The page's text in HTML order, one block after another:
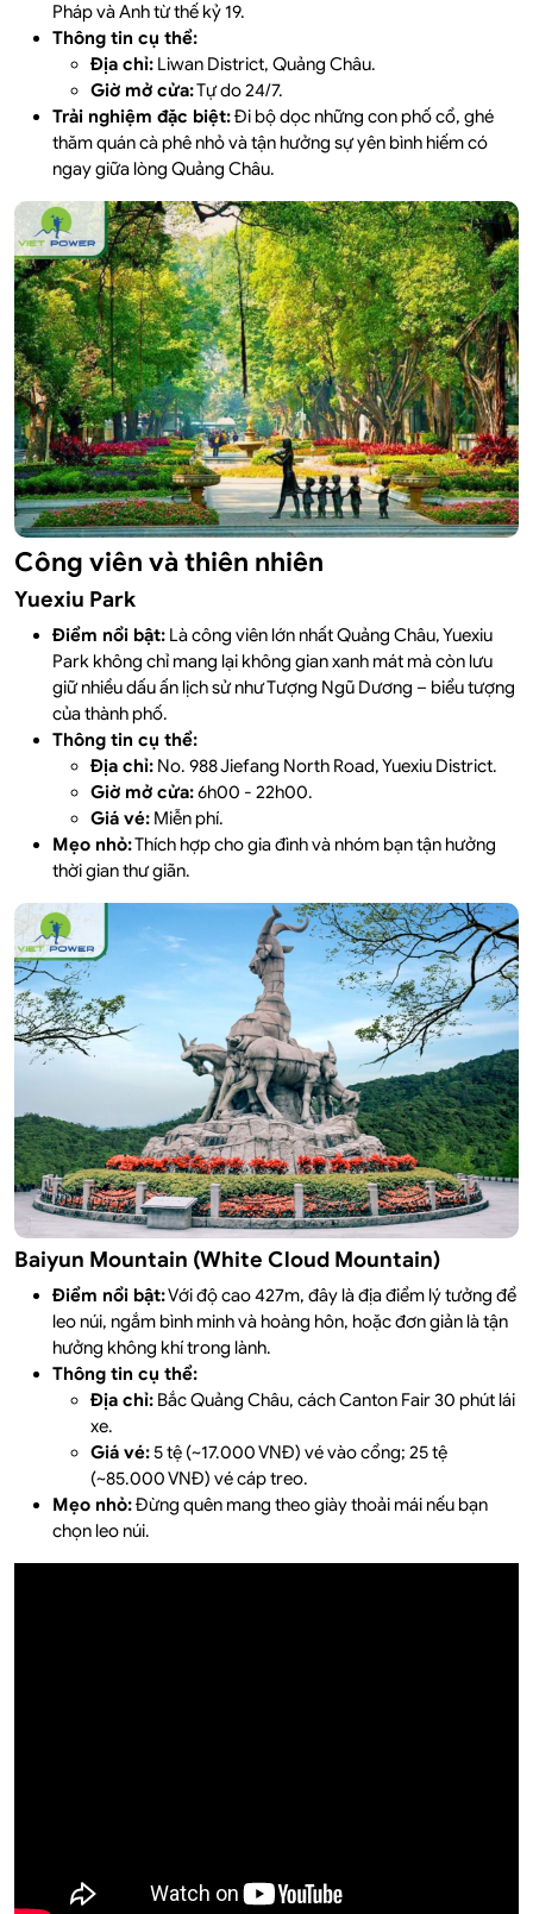
Pháp và Anh từ thế kỷ 19.
Thông tin cụ thể:
Địa chỉ: Liwan District, Quảng Châu.
Giờ mở cửa:Tự do 24/7.
Trải nghiệm đặc biệt:Đi bộ dọc những con phố cổ, ghé
thăm quán cà phê nhỏ và tận hưởng sự yên bình hiếm có
ngay giữa lòng Quảng Châu.
Công viên và thiên nhiên
Yuexiu Park
Điểm nổi bật: Là công viên lớn nhất Quảng Châu, Yuexiu
Park không chỉ mang lại không gian xanh mát mà còn lưu
giữ nhiều dấu ấn lịch sử như Tượng Ngũ Dương – biểu tượng
của thành phố.
Thông tin cụ thể:
Địa chỉ: No. 988 Jiefang North Road, Yuexiu District.
Giờ mở cửa:6h00 - 22h00.
Giá vé: Miễn phí.
Mẹo nhỏ:Thích hợp cho gia đình và nhóm bạn tận hưởng
thời gian thư giãn.
Baiyun Mountain (White Cloud Mountain)
Điểm nổi bật:Với độ cao 427m, đây là địa điểm lý tưởng để
leo núi, ngắm bình minh và hoàng hôn, hoặc đơn giản là tận
hưởng không khí trong lành.
Thông tin cụ thể:
Địa chỉ: Bắc Quảng Châu, cách Canton Fair 30 phút lái
xe.
Giá vé:5 tệ (~17.000 VNĐ) vé vào cổng; 25 tệ
(~85.000 VNĐ) vé cáp treo.
Mẹo nhỏ:Đừng quên mang theo giày thoải mái nếu bạn
chọn leo núi.